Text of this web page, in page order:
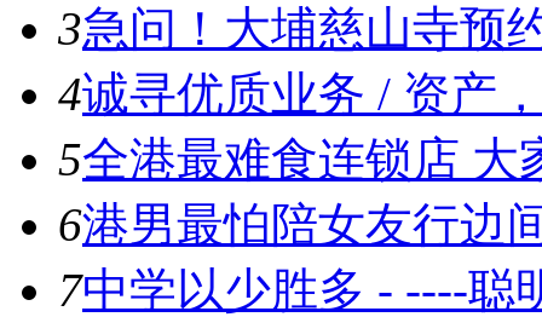
3急问！大埔慈山寺预
4诚寻优质业务 / 资产
5全港最难食连锁店 大
6港男最怕陪女友行边
7中学以少胜多 - ----聪